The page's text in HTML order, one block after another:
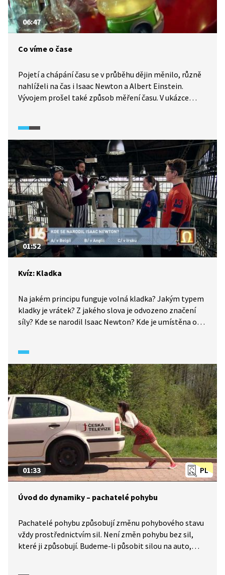
06:47
Co víme o čase
Pojetí a chápání času se v průběhu dějin měnilo, různě
nahlíželi na čas i Isaac Newton a Albert Einstein.
Vývojem prošel také způsob měření času. V ukázce
Filipem Dydou předvádějí, jak měřit čas pomocí Briggs-
Rauscherovy oscilační reakce.
01:52
Kvíz: Kladka
Na jakém principu funguje volná kladka? Jakým typem
kladky je vrátek? Z jakého slova je odvozeno značení
síly? Kde se narodil Isaac Newton? Kde je umístěna osa
v našem kvízu.
PL
01:33
Úvod do dynamiky – pachatelé pohybu
Pachatelé pohybu způsobují změnu pohybového stavu
vždy prostřednictvím sil. Není změn pohybu bez sil,
které ji způsobují. Budeme-li působit silou na auto,